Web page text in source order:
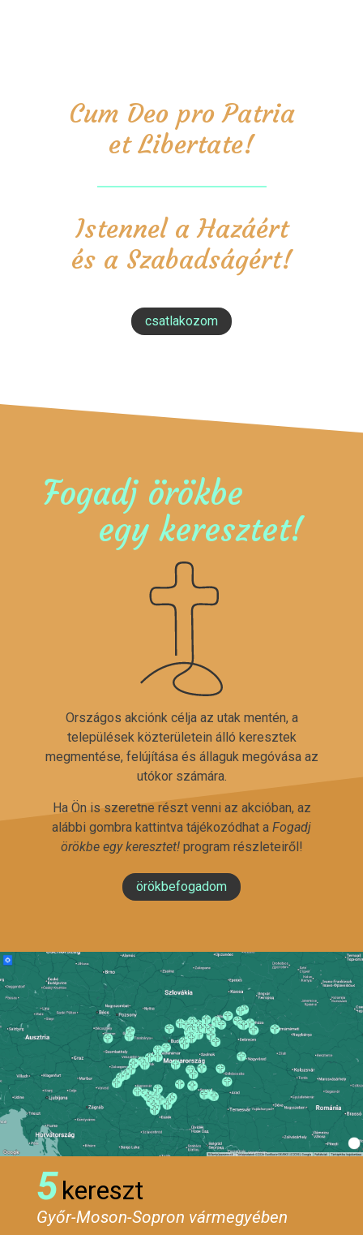
Cum Deo pro Patria
et Libertate!
Istennel a Hazáért
és a Szabadságért!
csatlakozom
Fogadj örökbe
egy keresztet!
Országos akciónk célja az utak mentén, a
települések közterületein álló keresztek
megmentése, felújítása és állaguk megóvása az
utókor számára.
Ha Ön is szeretne részt venni az akcióban, az
alábbi gombra kattintva tájékozódhat a Fogadj
örökbe egy keresztet!program részleteiről!
örökbefogadom
5kereszt
Győr-Moson-Sopron vármegyében